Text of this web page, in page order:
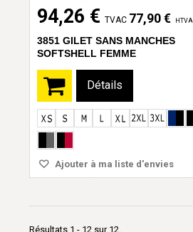
94,26 € TVAC 77,90 € HTVA
3851 GILET SANS MANCHES
SOFTSHELL FEMME
Détails
Ajouter à ma liste d'envies
Résultats 1 - 12 sur 12.